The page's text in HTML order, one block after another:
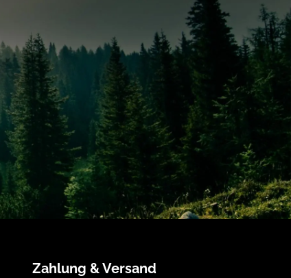
Zahlung & Versand